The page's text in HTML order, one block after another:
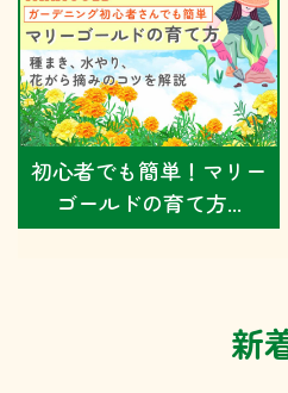
初心者でも簡単！マリー
ゴールドの育て方...
新